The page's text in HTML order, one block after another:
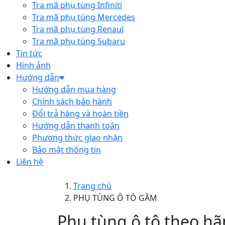
Tra mã phụ tùng Infiniti
Tra mã phụ tùng Mercedes
Tra mã phụ tùng Renaul
Tra mã phụ tùng Subaru
Tin tức
Hình ảnh
Hướng dẫn
Hướng dẫn mua hàng
Chính sách bảo hành
Đổi trả hàng và hoàn tiền
Hướng dẫn thanh toán
Phương thức giao nhận
Bảo mật thông tin
Liên hệ
Trang chủ
PHỤ TÙNG Ô TÔ GẦM